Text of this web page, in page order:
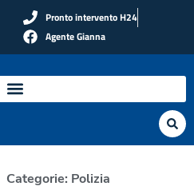
Pronto intervento H24
Agente Gianna
Categorie: Polizia